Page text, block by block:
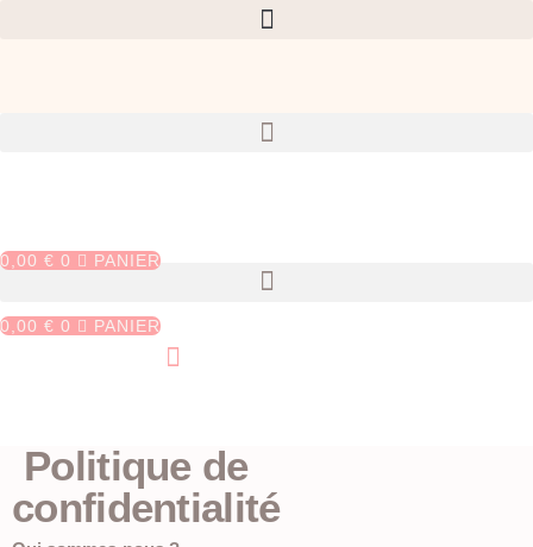
0,00 € 0 PANIER
0,00 € 0 PANIER
Politique de
confidentialité